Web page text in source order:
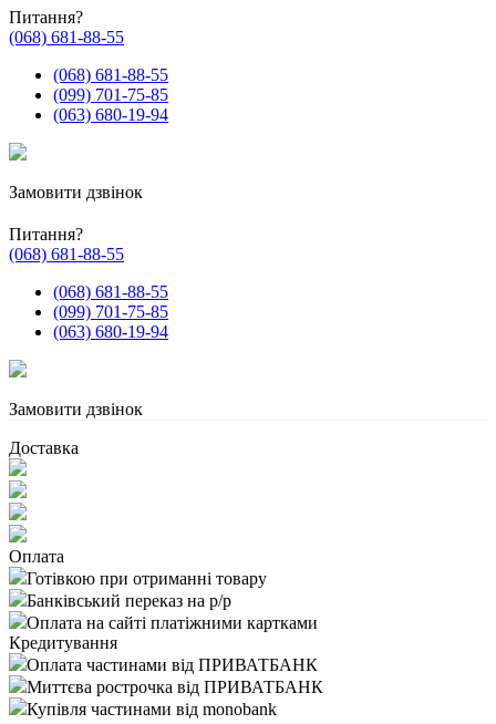
Питання?
(068) 681-88-55
(068) 681-88-55
(099) 701-75-85
(063) 680-19-94
Замовити дзвінок
Питання?
(068) 681-88-55
(068) 681-88-55
(099) 701-75-85
(063) 680-19-94
Замовити дзвінок
Доставка
Оплата
Готівкою при отриманні товару
Банківський переказ на р/р
Оплата на сайті платіжними картками
Кредитування
Оплата частинами від ПРИВАТБАНК
Миттєва рострочка від ПРИВАТБАНК
Купівля частинами від monobank